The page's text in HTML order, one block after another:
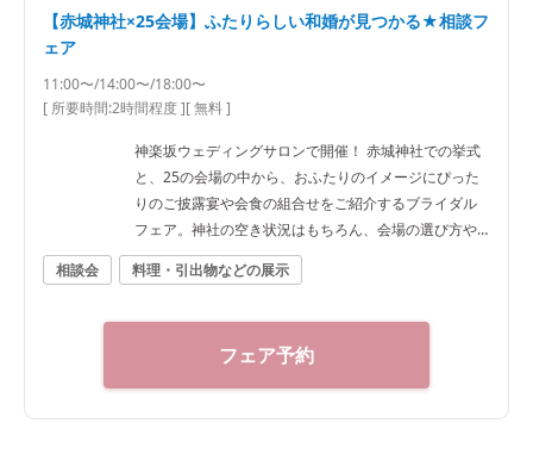
【赤城神社×25会場】ふたりらしい和婚が見つかる★相談フ
ェア
11:00〜/14:00〜/18:00〜
[ 所要時間:2時間程度][ 無料 ]
神楽坂ウェディングサロンで開催！ 赤城神社での挙式
と、25の会場の中から、おふたりのイメージにぴった
りのご披露宴や会食の組合せをご紹介するブライダル
フェア。神社の空き状況はもちろん、会場の選び方や
予算など、ご希望に合わせた“和”の結婚式をご提案いた
します。神社結婚式のプロに何でもご相談下さい！ ◆
0～20：00（火曜定休） 【アクセス】 JR線「飯田橋
駅」西口徒歩3分／東京メトロ東西線・有楽町線・南北
相談会 料理・引出物などの展示
フェア予約